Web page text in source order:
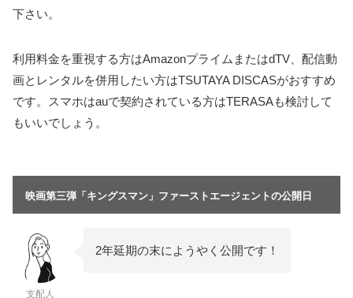
下さい。
利用料金を重視する方はAmazonプライムまたはdTV、配信動
画とレンタルを併用したい方はTSUTAYA DISCASがおすすめ
です。スマホはauで契約されている方はTERASAも検討して
もいいでしょう。
映画第三弾「キングスマン」ファーストエージェントの公開日
支配人
2年延期の末にようやく公開です！